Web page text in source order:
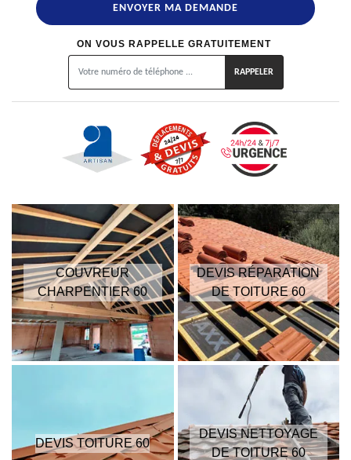
ON VOUS RAPPELLE GRATUITEMENT
COUVREUR
CHARPENTIER 60
DEVIS RÉPARATION
DE TOITURE 60
DEVIS TOITURE 60
DEVIS NETTOYAGE
DE TOITURE 60